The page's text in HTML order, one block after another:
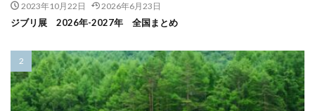
2023年10月22日 2026年6月23日
ジブリ展 2026年-2027年 全国まとめ